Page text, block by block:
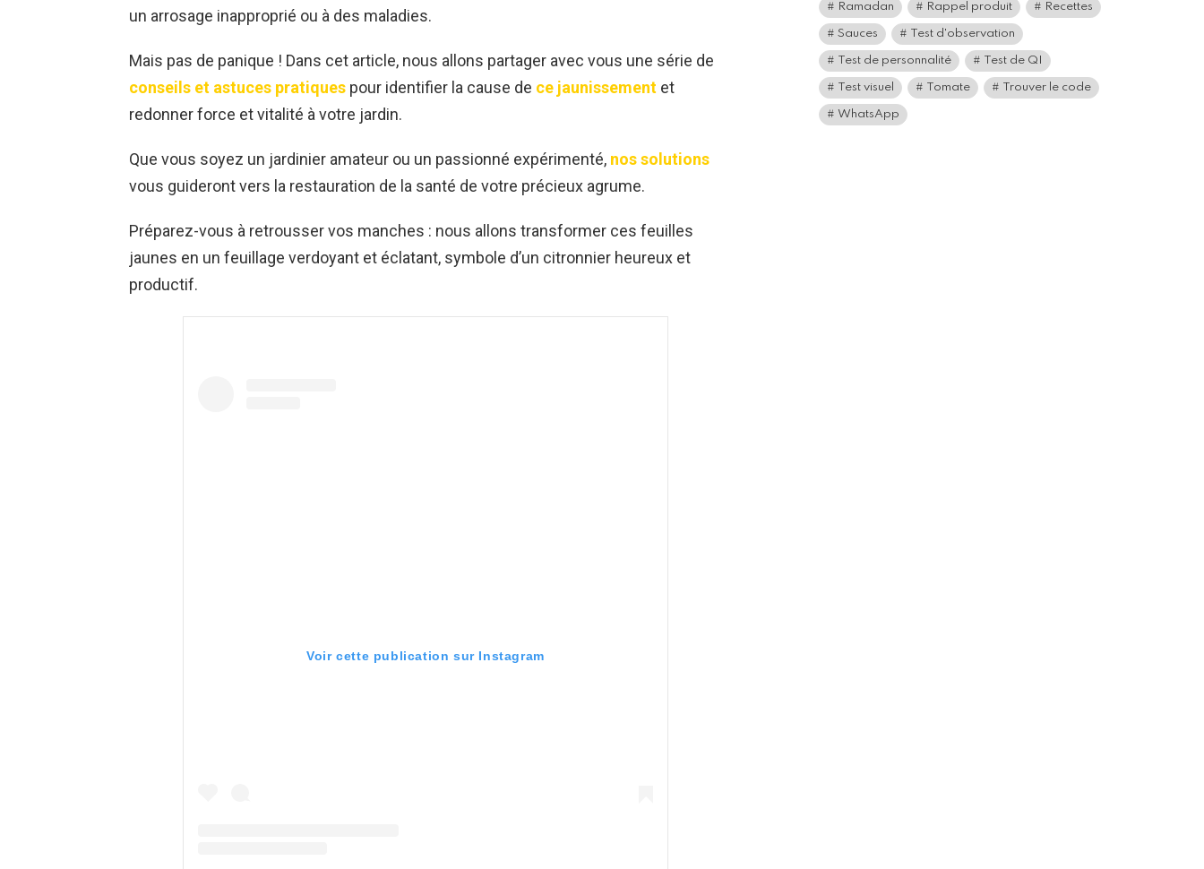
un arrosage inapproprié ou à des maladies.
Mais pas de panique ! Dans cet article, nous allons partager avec vous une série de
conseils et astuces pratiques pour identifier la cause de ce jaunissement et
redonner force et vitalité à votre jardin.
Que vous soyez un jardinier amateur ou un passionné expérimenté, nos solutions
vous guideront vers la restauration de la santé de votre précieux agrume.
Préparez-vous à retrousser vos manches : nous allons transformer ces feuilles
jaunes en un feuillage verdoyant et éclatant, symbole d’un citronnier heureux et
productif.
Voir cette publication sur Instagram
Ramadan Rappel produit Recettes
Sauces Test d'observation
Test de personnalité Test de QI
Test visuel Tomate Trouver le code
WhatsApp